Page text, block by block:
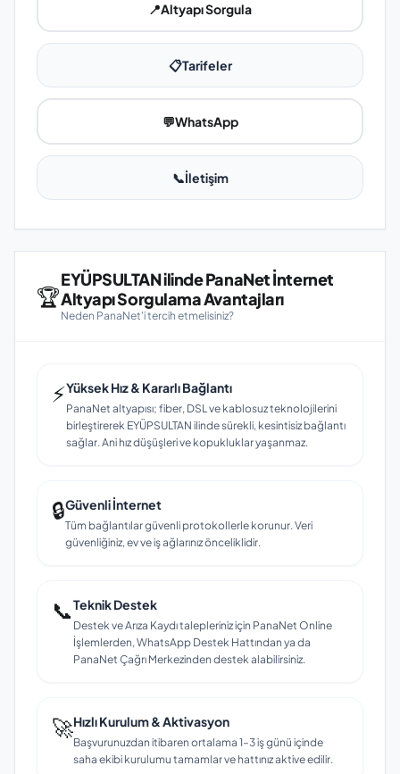
📍Altyapı Sorgula
📋Tarifeler
💬WhatsApp
📞İletişim
🏆
EYÜPSULTAN ilinde PanaNet İnternet
Altyapı Sorgulama Avantajları
Neden PanaNet'i tercih etmelisiniz?
⚡Yüksek Hız & Kararlı Bağlantı
PanaNet altyapısı; fiber, DSL ve kablosuz teknolojilerini
birleştirerek EYÜPSULTAN ilinde sürekli, kesintisiz bağlantı
sağlar. Ani hız düşüşleri ve kopukluklar yaşanmaz.
🔒Güvenli İnternet
Tüm bağlantılar güvenli protokollerle korunur. Veri
güvenliğiniz, ev ve iş ağlarınız önceliklidir.
📞Teknik Destek
Destek ve Arıza Kaydı talepleriniz için PanaNet Online
İşlemlerden, WhatsApp Destek Hattından ya da
PanaNet Çağrı Merkezinden destek alabilirsiniz.
🚀Hızlı Kurulum & Aktivasyon
Başvurunuzdan itibaren ortalama 1–3 iş günü içinde
saha ekibi kurulumu tamamlar ve hattınız aktive edilir.